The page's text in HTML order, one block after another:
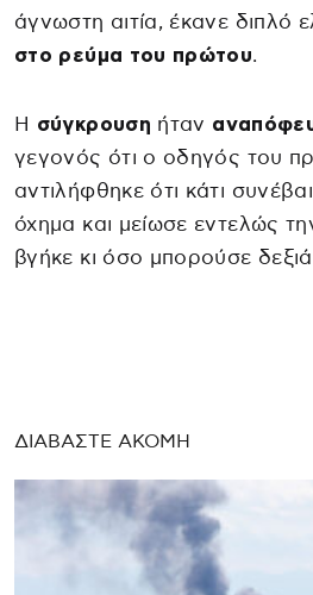
άγνωστη αιτία, έκανε διπλό
στο ρεύμα του πρώτου.
Η σύγκρουση ήταν
γεγονός ότι ο οδηγός του
αντιλήφθηκε ότι κάτι
όχημα και μείωσε εντελώς
βγήκε κι όσο μπορούσε
ΔΙΑΒΑΣΤΕ ΑΚΟΜΗ